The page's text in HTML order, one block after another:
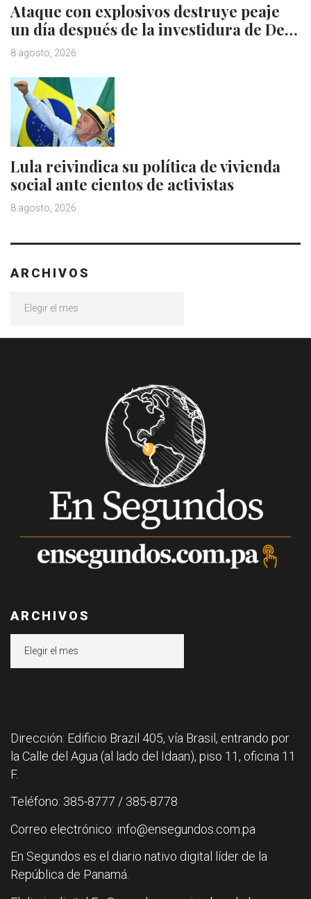
Ataque con explosivos destruye peaje
un día después de la investidura de De…
8 agosto, 2026
Lula reivindica su política de vivienda
social ante cientos de activistas
8 agosto, 2026
ARCHIVOS
ARCHIVOS
Dirección: Edificio Brazil 405, vía Brasil, entrando por
la Calle del Agua (al lado del Idaan), piso 11, oficina 11
F.
Teléfono: 385-8777 / 385-8778
Correo electrónico: info@ensegundos.com.pa
En Segundos es el diario nativo digital líder de la
República de Panamá.